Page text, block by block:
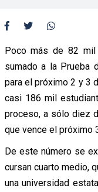
Poco más de 82
sumado a la Prueba
para el próximo 2 y 3
casi 186 mil
proceso, a sólo diez
que vence el próximo
De este número se
cursan cuarto medio,
una universidad